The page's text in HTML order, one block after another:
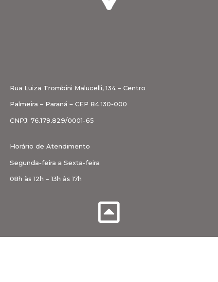
Rua Luiza Trombini Malucelli, 134 – Centro
Palmeira – Paraná – CEP 84.130-000
CNPJ: 76.179.829/0001-65
Horário de Atendimento
Segunda-feira a Sexta-feira
08h às 12h – 13h às 17h